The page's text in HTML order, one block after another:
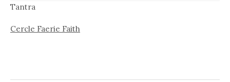
Tantra
Cercle Faerie Faith